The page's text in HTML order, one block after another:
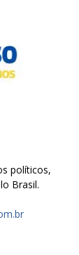
políticos,
Brasil.